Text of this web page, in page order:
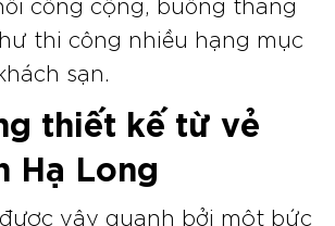
thi công nhiều hạng mục
sạn.
thiết kế từ vẻ
Hạ Long
vây quanh bởi một bức